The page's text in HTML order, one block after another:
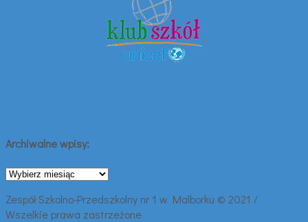
Archiwalne wpisy:
Archiwalne
Zespół Szkolno-Przedszkolny nr 1 w Malborku © 2021 /
Wszelkie prawa zastrzeżone